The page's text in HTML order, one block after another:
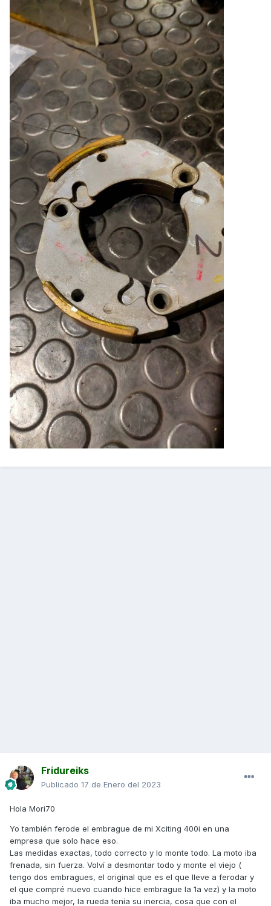
Fridureiks
Publicado 17 de Enero del 2023
Hola Mori70
Yo también ferode el embrague de mi Xciting 400i en una
empresa que solo hace eso.
Las medidas exactas, todo correcto y lo monte todo. La moto iba
frenada, sin fuerza. Volví a desmontar todo y monte el viejo (
tengo dos embragues, el original que es el que lleve a ferodar y
el que compré nuevo cuando hice embrague la 1a vez) y la moto
iba mucho mejor, la rueda tenía su inercia, cosa que con el